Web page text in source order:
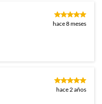
hace 8 meses
hace 2 años